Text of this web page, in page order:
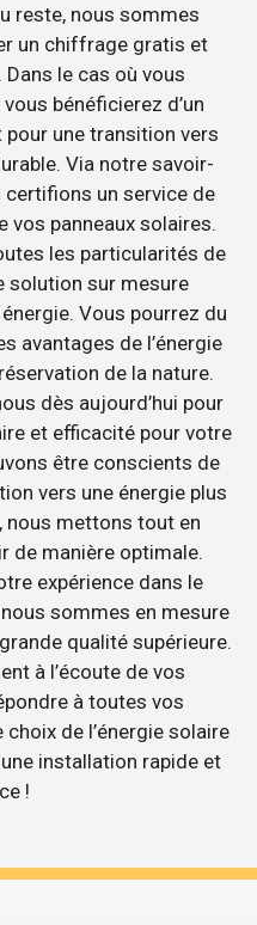
reste, nous sommes
un chiffrage gratis et
le cas où vous
bénéficierez d’un
une transition vers
Via notre savoir-
un service de
vos panneaux solaires.
les particularités de
solution sur mesure
Vous pourrez du
avantages de l’énergie
de la nature.
dès aujourd’hui pour
et efficacité pour votre
être conscients de
vers une énergie plus
nous mettons tout en
de manière optimale.
expérience dans le
sommes en mesure
qualité supérieure.
à l’écoute de vos
à toutes vos
de l’énergie solaire
installation rapide et
!